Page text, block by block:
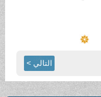
التالي >